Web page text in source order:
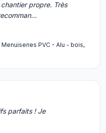
propre. Très
PVC - Alu - bois,
parfaits ! Je